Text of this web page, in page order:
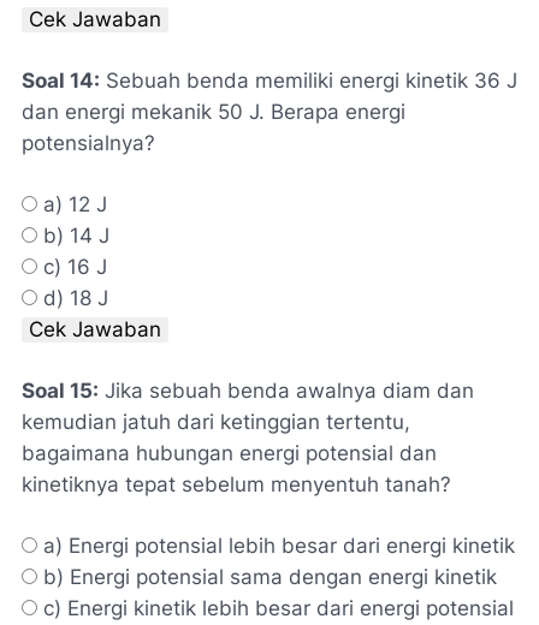
Cek Jawaban
Soal 14: Sebuah benda memiliki energi kinetik 36 J
dan energi mekanik 50 J. Berapa energi
potensialnya?
a) 12 J
b) 14 J
c) 16 J
d) 18 J
Cek Jawaban
Soal 15: Jika sebuah benda awalnya diam dan
kemudian jatuh dari ketinggian tertentu,
bagaimana hubungan energi potensial dan
kinetiknya tepat sebelum menyentuh tanah?
a) Energi potensial lebih besar dari energi kinetik
b) Energi potensial sama dengan energi kinetik
c) Energi kinetik lebih besar dari energi potensial